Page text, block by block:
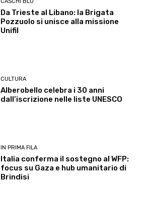
Da Trieste al Libano: la Brigata
Pozzuolo si unisce alla missione
Unifil
CULTURA
Alberobello celebra i 30 anni
dall’iscrizione nelle liste UNESCO
IN PRIMA FILA
Italia conferma il sostegno al WFP:
focus su Gaza e hub umanitario di
Brindisi